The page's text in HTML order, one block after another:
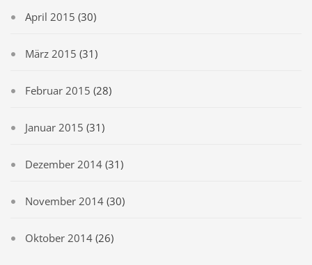
April 2015 (30)
März 2015 (31)
Februar 2015 (28)
Januar 2015 (31)
Dezember 2014 (31)
November 2014 (30)
Oktober 2014 (26)